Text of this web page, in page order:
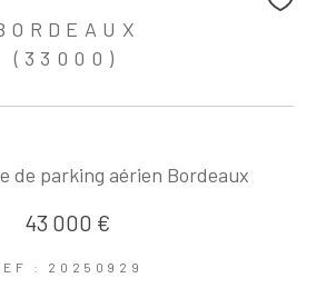
(33000)
de parking aérien Bordeaux
43 000 €
: 20250929